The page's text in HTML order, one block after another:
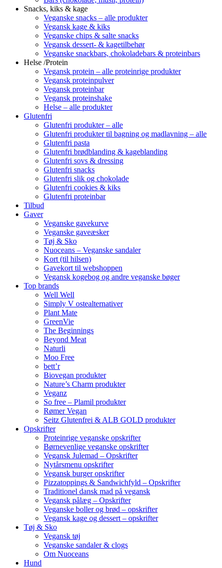
Snacks, kiks & kage
Veganske snacks – alle produkter
Vegansk kage & kiks
Veganske chips & salte snacks
Vegansk dessert- & kagetilbehør
Veganske snackbars, chokoladebars & proteinbars
Helse /Protein
Vegansk protein – alle proteinrige produkter
Vegansk proteinpulver
Vegansk proteinbar
Vegansk proteinshake
Helse – alle produkter
Glutenfri
Glutenfri produkter – alle
Glutenfri produkter til bagning og madlavning – alle
Glutenfri pasta
Glutenfri brødblanding & kageblanding
Glutenfri sovs & dressing
Glutenfri snacks
Glutenfri slik og chokolade
Glutenfri cookies & kiks
Glutenfri proteinbar
Tilbud
Gaver
Veganske gavekurve
Veganske gaveæsker
Tøj & Sko
Nuoceans – Veganske sandaler
Kort (til hilsen)
Gavekort til webshoppen
Vegansk kogebog og andre veganske bøger
Top brands
Well Well
Simply V ostealternativer
Plant Mate
GreenVie
The Beginnings
Beyond Meat
Naturli
Moo Free
bett’r
Biovegan produkter
Nature’s Charm produkter
Veganz
So free – Plamil produkter
Rømer Vegan
Seitz Glutenfrei & ALB GOLD produkter
Opskrifter
Proteinrige veganske opskrifter
Børnevenlige veganske opskrifter
Vegansk Julemad – Opskrifter
Nytårsmenu opskrifter
Vegansk burger opskrifter
Pizzatoppings & Sandwichfyld – Opskrifter
Traditionel dansk mad på vegansk
Vegansk pålæg – Opskrifter
Veganske boller og brød – opskrifter
Vegansk kage og dessert – opskrifter
Tøj & Sko
Vegansk tøj
Veganske sandaler & clogs
Om Nuoceans
Hund